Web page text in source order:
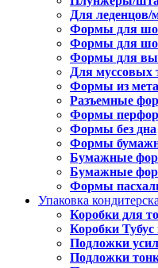
Для леденцов/
Формы для
Формы для
Формы для
Для муссовых
Формы из
Разъемные
Формы
Формы без дна
Формы
Бумажные
Бумажные
Формы
Упаковка
Коробки для
Коробки
Подложки
Подложки